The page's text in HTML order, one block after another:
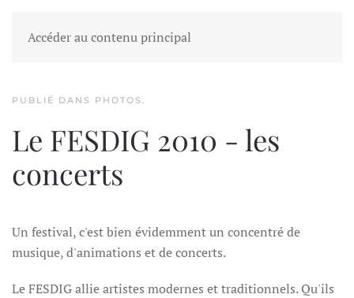
Accéder au contenu principal
FESDIG
PUBLIÉ DANS PHOTOS .
Le FESDIG 2010 - les
concerts
Un festival, c'est bien évidemment un concentré de
musique, d'animations et de concerts.
Le FESDIG allie artistes modernes et traditionnels. Qu'ils